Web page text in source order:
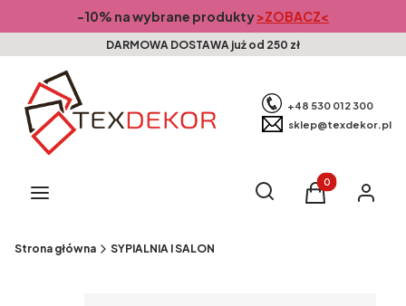
-10% na wybrane produkty>ZOBACZ<
DARMOWA DOSTAWA już od 250 zł
+48 530 012 300
sklep@texdekor.pl
Menu Otwórz wyszukiwarkę
Szukaj Produkty w
Koszyk Zaloguj
Strona główna SYPIALNIA I SALON